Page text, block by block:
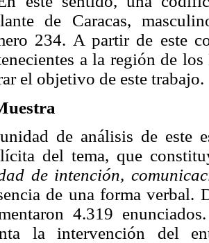
de Caracas,
234. A partir de este
a la región de
el objetivo de este trabajo.
de análisis de este
del tema, que
de intención,
de una forma verbal.
4.319
la intervención del